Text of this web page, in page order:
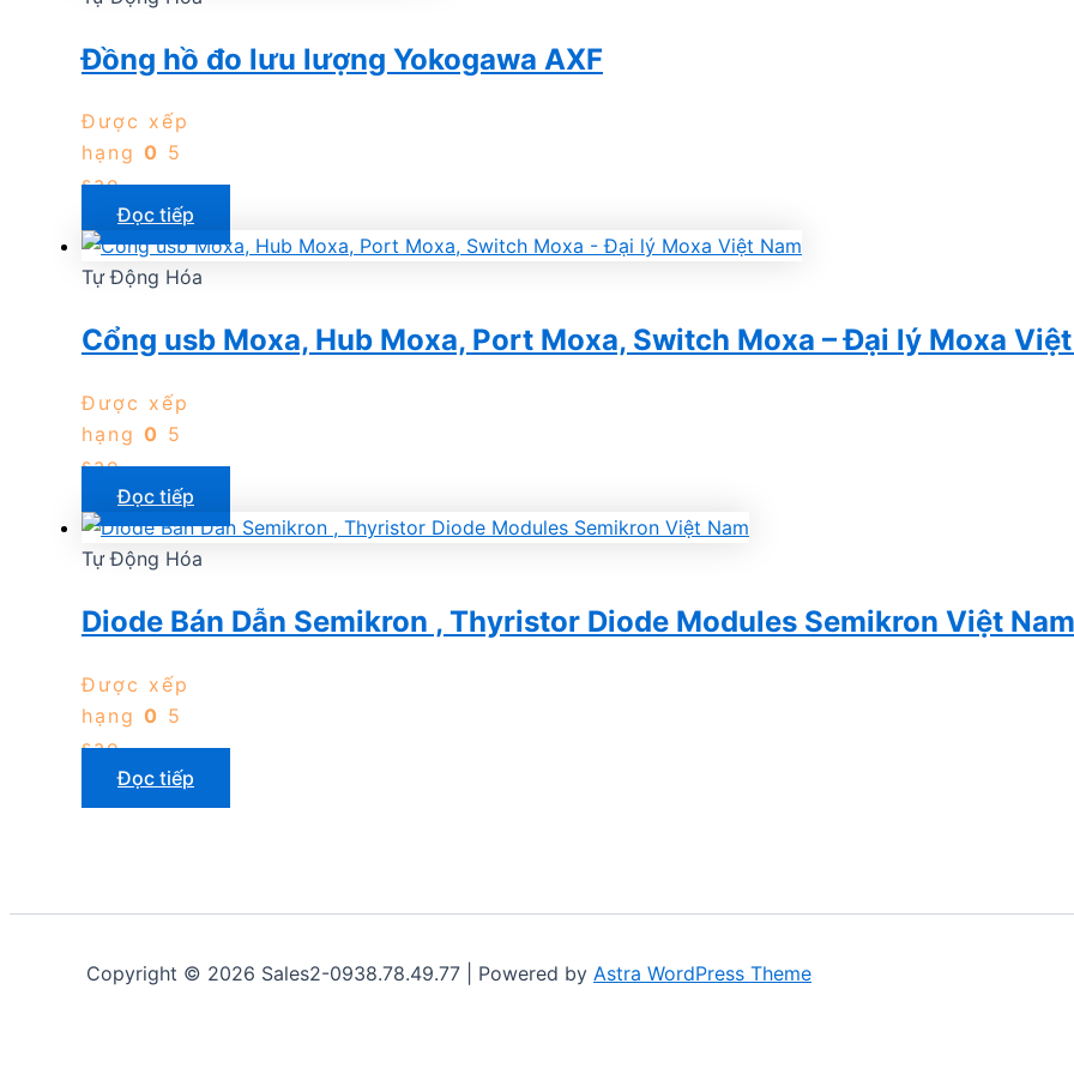
Đồng hồ đo lưu lượng Yokogawa AXF
Được xếp
hạng 0 5
sao
Đọc tiếp
Tự Động Hóa
Cổng usb Moxa, Hub Moxa, Port Moxa, Switch Moxa – Đại lý Moxa
Được xếp
hạng 0 5
sao
Đọc tiếp
Tự Động Hóa
Diode Bán Dẫn Semikron , Thyristor Diode Modules Semikron Việt Nam
Được xếp
hạng 0 5
sao
Đọc tiếp
Copyright © 2026 Sales2-0938.78.49.77 | Powered by Astra WordPress Theme